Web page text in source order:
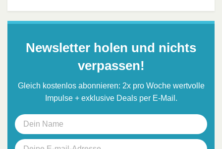
Newsletter holen und nichts
verpassen!
Gleich kostenlos abonnieren: 2x pro Woche wertvolle
Impulse + exklusive Deals per E-Mail.